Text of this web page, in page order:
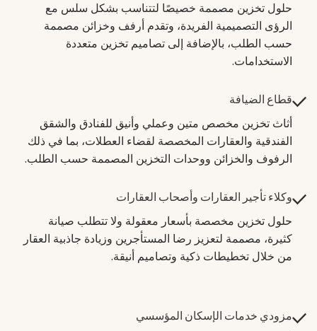
حلول تخزين مصممة خصيصًا لتتناسب بشكل سلس مع
الرؤى التصميمية الفريدة، وتقدم أرفف وخزائن مصممة
حسب الطلب، بالإضافة إلى تصاميم تخزين متعددة
الاستخدامات.
قطاع الضيافة
أثاث تخزين مخصص متين وعملي وأنيق للفنادق والشقق
الفندقية والعقارات المخصصة لقضاء العطلات، بما في ذلك
الرفوف والخزائن ووحدات التخزين المصممة حسب الطلب.
وكلاء تأجير العقارات وأصحاب العقارات
حلول تخزين مخصصة بأسعار معقولة ولا تتطلب صيانة
كثيرة، مصممة لتعزيز رضا المستأجرين وزيادة جاذبية العقار
من خلال تخطيطات ذكية وتصاميم أنيقة.
مزودي خدمات الإسكان المؤسسي